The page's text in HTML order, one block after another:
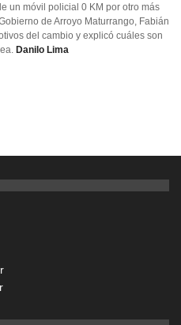
un móvil policial 0 KM por otro más
de Arroyo Maturrango, Fabián
del cambio y explicó cuáles son
Danilo Lima